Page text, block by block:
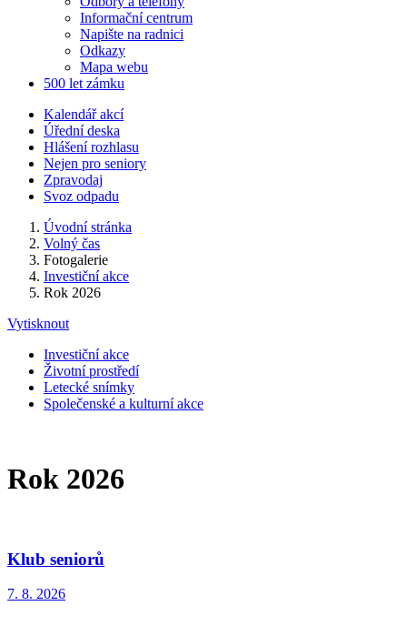
Informační centrum
Napište na radnici
Odkazy
Mapa webu
500 let zámku
Kalendář akcí
Úřední deska
Hlášení rozhlasu
Nejen pro seniory
Zpravodaj
Svoz odpadu
Úvodní stránka
Volný čas
Fotogalerie
Investiční akce
Rok 2026
Vytisknout
Investiční akce
Životní prostředí
Letecké snímky
Společenské a kulturní akce
Rok 2026
Klub seniorů
7. 8. 2026